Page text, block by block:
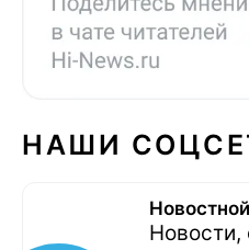
НАШИ
Новости,